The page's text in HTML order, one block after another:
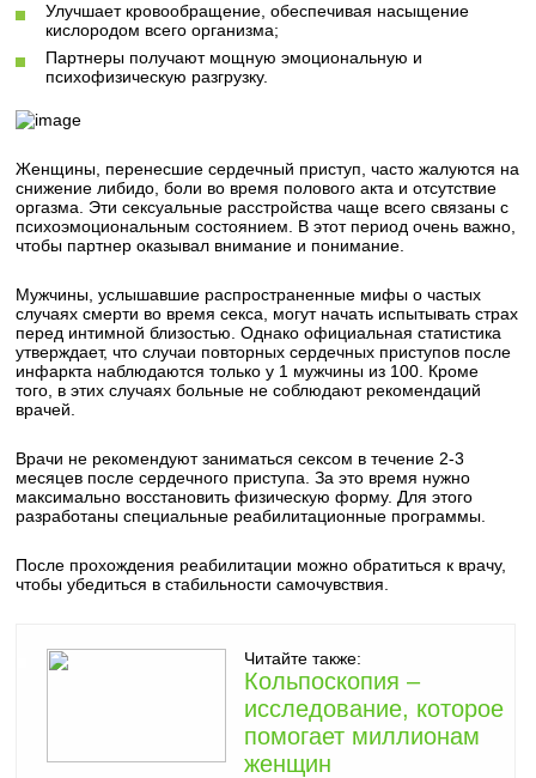
Улучшает кровообращение, обеспечивая насыщение
кислородом всего организма;
Партнеры получают мощную эмоциональную и
психофизическую разгрузку.
Женщины, перенесшие сердечный приступ, часто жалуются на
снижение либидо, боли во время полового акта и отсутствие
оргазма. Эти сексуальные расстройства чаще всего связаны с
психоэмоциональным состоянием. В этот период очень важно,
чтобы партнер оказывал внимание и понимание.
Мужчины, услышавшие распространенные мифы о частых
случаях смерти во время секса, могут начать испытывать страх
перед интимной близостью. Однако официальная статистика
утверждает, что случаи повторных сердечных приступов после
инфаркта наблюдаются только у 1 мужчины из 100. Кроме
того, в этих случаях больные не соблюдают рекомендаций
врачей.
Врачи не рекомендуют заниматься сексом в течение 2-3
месяцев после сердечного приступа. За это время нужно
максимально восстановить физическую форму. Для этого
разработаны специальные реабилитационные программы.
После прохождения реабилитации можно обратиться к врачу,
чтобы убедиться в стабильности самочувствия.
Читайте также:
Кольпоскопия –
исследование, которое
помогает миллионам
женщин